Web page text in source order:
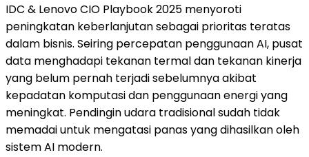
IDC & Lenovo CIO Playbook 2025 menyoroti
peningkatan keberlanjutan sebagai prioritas teratas
dalam bisnis. Seiring percepatan penggunaan AI, pusat
data menghadapi tekanan termal dan tekanan kinerja
yang belum pernah terjadi sebelumnya akibat
kepadatan komputasi dan penggunaan energi yang
meningkat. Pendingin udara tradisional sudah tidak
memadai untuk mengatasi panas yang dihasilkan oleh
sistem AI modern.